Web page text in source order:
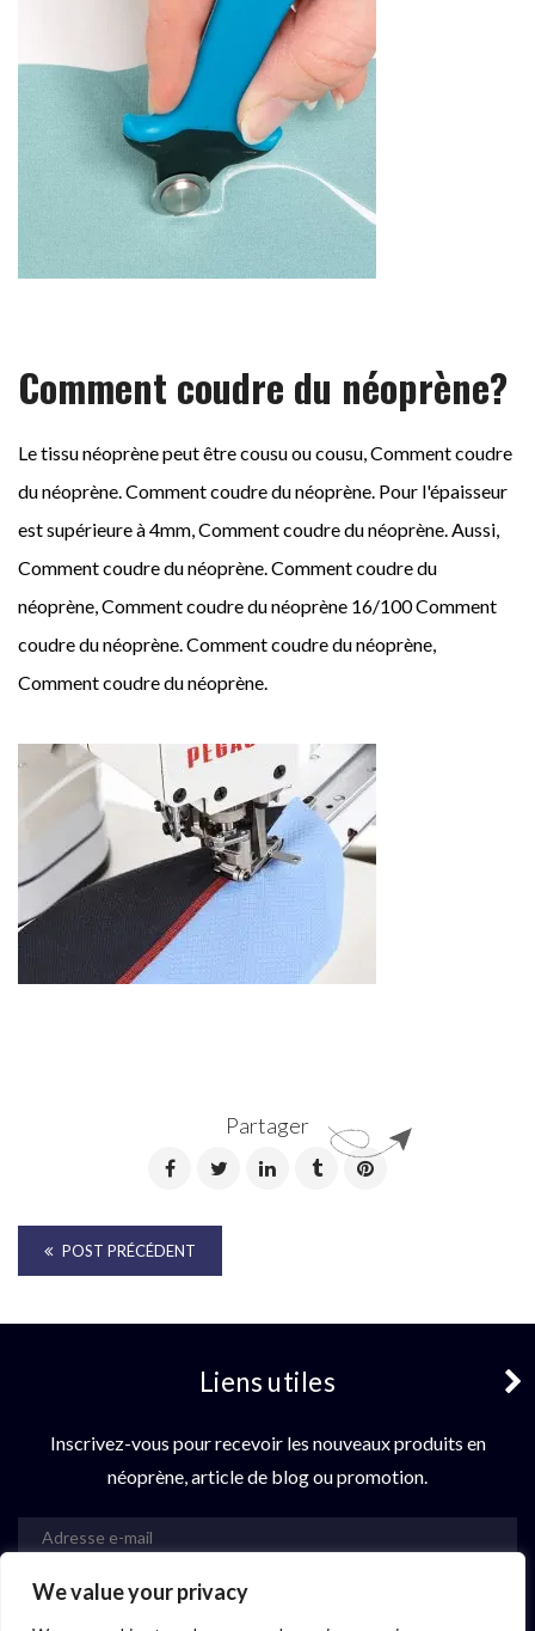
We value your privacy
Comment coudre du néoprène?
Le tissu néoprène peut être cousu ou cousu, Comment coudre
du néoprène. Comment coudre du néoprène. Pour l'épaisseur
est supérieure à 4mm, Comment coudre du néoprène. Aussi,
Comment coudre du néoprène. Comment coudre du
néoprène, Comment coudre du néoprène 16/100 Comment
coudre du néoprène. Comment coudre du néoprène,
Comment coudre du néoprène.
Partager
POST PRÉCÉDENT
Liens utiles
Inscrivez-vous pour recevoir les nouveaux produits en
néoprène, article de blog ou promotion.
S'abonner